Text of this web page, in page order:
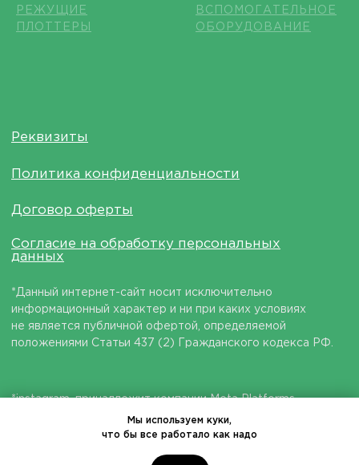
РЕЖУЩИЕ
ПЛОТТЕРЫ
ВСПОМОГАТЕЛЬНОЕ
ОБОРУДОВАНИЕ
Мы используем куки,
что бы все работало как надо